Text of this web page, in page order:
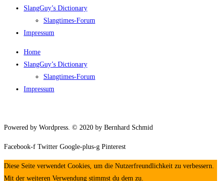
SlangGuy’s Dic­tion­a­ry
Slang­times-Forum
Impres­sum
Home
SlangGuy’s Dic­tion­a­ry
Slang­times-Forum
Impres­sum
Powered by Wordpress. © 2020 by Bernhard Schmid
Facebook-f Twitter Google-plus-g Pinterest
Diese Seite verwendet Cookies, um die Nutzerfreundlichkeit zu verbessern.
Mit der weiteren Verwendung stimmst du dem zu.